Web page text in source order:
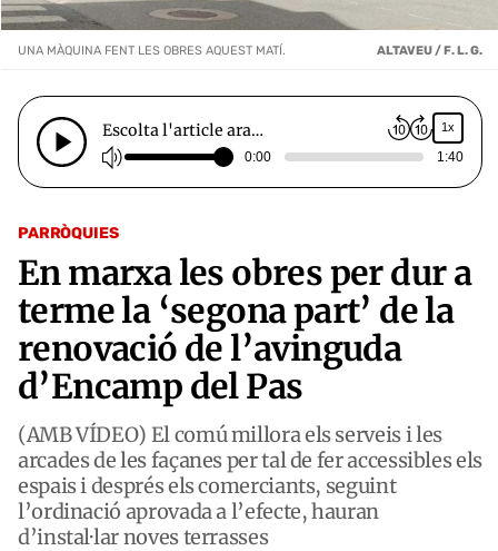
PARRÒQUIES
En marxa les obres per dur a
terme la ‘segona part’ de la
renovació de l’avinguda
d’Encamp del Pas
(AMB VÍDEO) El comú millora els serveis i les
arcades de les façanes per tal de fer accessibles els
espais i després els comerciants, seguint
l’ordinació aprovada a l’efecte, hauran
d’instal·lar noves terrasses
UNA MÀQUINA FENT LES OBRES AQUEST MATÍ. ALTAVEU / F. L. G.
Escolta l'article ara… 1x
0:00 1:40